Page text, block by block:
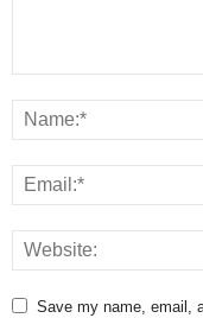
Save my name, email,